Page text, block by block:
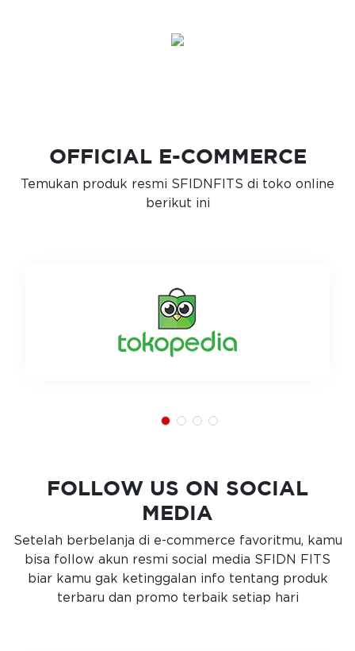
OFFICIAL E-COMMERCE
Temukan produk resmi SFIDNFITS di toko online
berikut ini
FOLLOW US ON SOCIAL
MEDIA
Setelah berbelanja di e-commerce favoritmu, kamu
bisa follow akun resmi social media SFIDN FITS
biar kamu gak ketinggalan info tentang produk
terbaru dan promo terbaik setiap hari